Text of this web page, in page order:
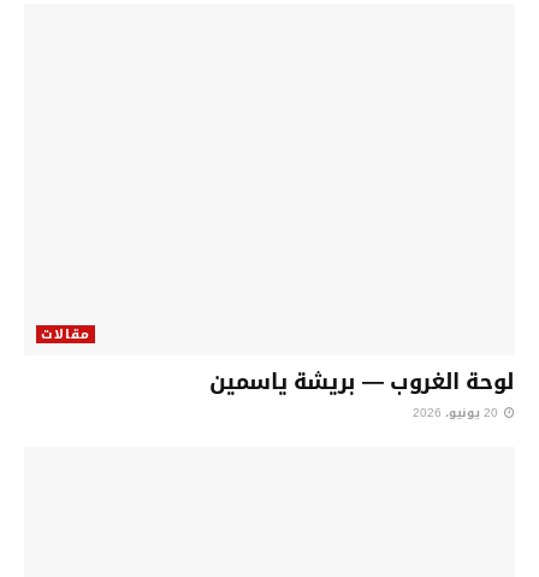
مقالات
لوحة الغروب — بريشة ياسمين